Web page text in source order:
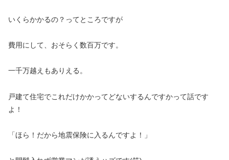
いくらかかるの？ってところですが
費用にして、おそらく数百万です。
一千万越えもありえる。
戸建て住宅でこれだけかかってどないするんですかって話です
よ！
「ほら！だから地震保険に入るんですよ！」